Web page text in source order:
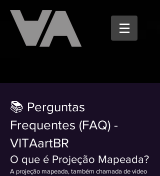
📚 Perguntas
Frequentes (FAQ) -
VITAartBR
O que é Projeção Mapeada?
A projeção mapeada, também chamada de video